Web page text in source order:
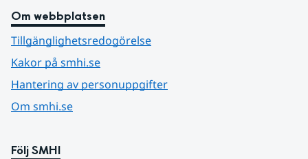
Om webbplatsen
Tillgänglighetsredogörelse
Kakor på smhi.se
Hantering av personuppgifter
Om smhi.se
Följ SMHI